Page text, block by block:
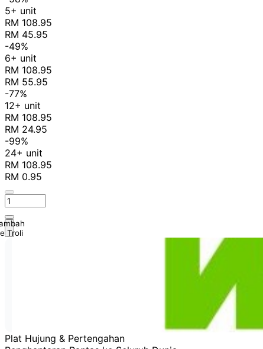
5+ unit
RM 108.95
RM 45.95
-49%
6+ unit
RM 108.95
RM 55.95
-77%
12+ unit
RM 108.95
RM 24.95
-99%
24+ unit
RM 108.95
RM 0.95
Troli
Plat Hujung & Pertengahan